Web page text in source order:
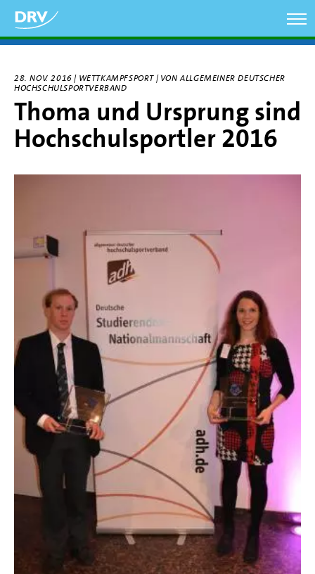
zum
Inhalt
28. NOV. 2016 | WETTKAMPFSPORT | VON ALLGEMEINER DEUTSCHER
HOCHSCHULSPORTVERBAND
Thoma und Ursprung sind
Hochschulsportler 2016